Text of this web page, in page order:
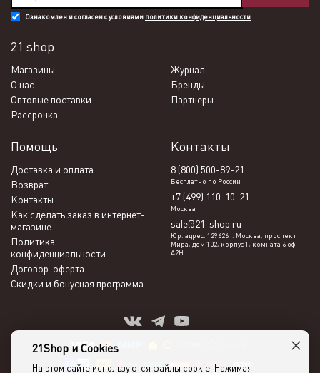
Ознакомлен и согласен с условиями политики конфиденциальности
21 shop
Магазины
Журнал
О нас
Бренды
Оптовые поставки
Партнеры
Рассрочка
Помощь
Доставка и оплата
Возврат
Контакты
Как сделать заказ в интернет-
магазине
Политика
конфиденциальности
Договор-оферта
Скидки и бонусная программа
Контакты
8 (800) 500-89-21
Бесплатно по России
+7 (499) 110-10-21
Москва
sale@21-shop.ru
Юр. адрес: 129626 г. Москва, проспект
Мира, дом 102, корпус 1, комната 6 оф
А2Н.
21Shop и Cookies
На этом сайте используются файлы cookie. Нажимая
×